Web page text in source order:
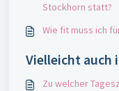
Stockhorn statt?
Wie fit muss ich
Vielleicht auch
Zu welcher